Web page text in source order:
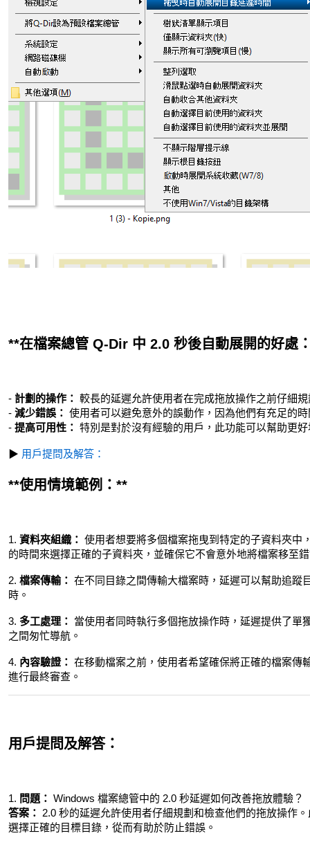
**在檔案總管 Q-Dir 中 2.0 秒後自動展開的好處
- 計劃的操作： 較長的延遲允許使用者在完成拖放操作之前仔細
- 減少錯誤： 使用者可以避免意外的誤動作，因為他們有充足的
- 提高可用性： 特別是對於沒有經驗的用戶，此功能可以幫助更
▶ 用戶提問及解答：
**使用情境範例：**
1. 資料夾組織： 使用者想要將多個檔案拖曳到特定的子資料夾中
的時間來選擇正確的子資料夾，並確保它不會意外地將檔案移至
2. 檔案傳輸： 在不同目錄之間傳輸大檔案時，延遲可以幫助追蹤
時。
3. 多工處理： 當使用者同時執行多個拖放操作時，延遲提供了
之間匆忙導航。
4. 內容驗證： 在移動檔案之前，使用者希望確保將正確的檔案傳
進行最終審查。
用戶提問及解答：
1. 問題： Windows 檔案總管中的 2.0 秒延遲如何改善拖放體驗？
答案： 2.0 秒的延遲允許使用者仔細規劃和檢查他們的拖放操作
選擇正確的目標目錄，從而有助於防止錯誤。